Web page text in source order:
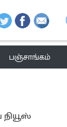
பஞ்சாங்கம்
நியூஸ்